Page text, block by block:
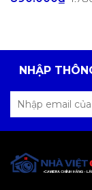
NHẬP